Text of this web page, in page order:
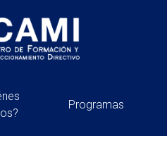
Programas